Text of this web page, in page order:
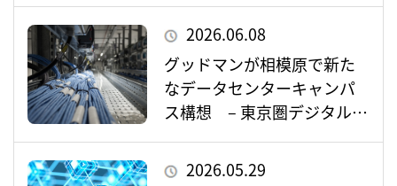
2026.06.08
グッドマンが相模原で新た
なデータセンターキャンパ
ス構想 – 東京圏デジタルイ
ンフラの重要拠点として存
在感を増すか –
2026.05.29